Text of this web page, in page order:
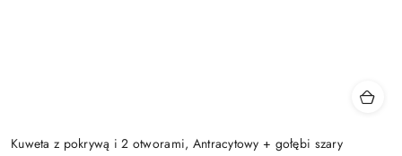
Kuweta z pokrywą i 2 otworami, Antracytowy + gołębi szary